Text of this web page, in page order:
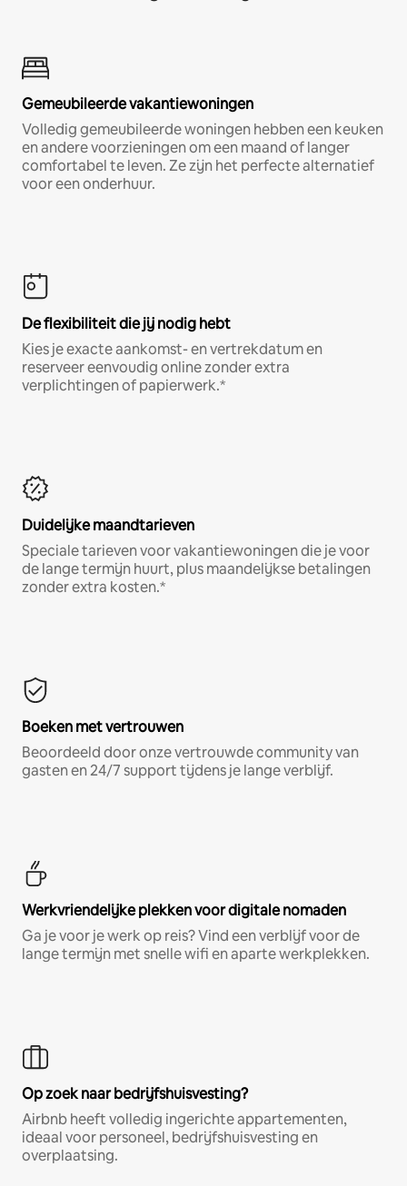
Gemeubileerde vakantiewoningen
Volledig gemeubileerde woningen hebben een keuken
en andere voorzieningen om een maand of langer
comfortabel te leven. Ze zijn het perfecte alternatief
voor een onderhuur.
De flexibiliteit die jij nodig hebt
Kies je exacte aankomst- en vertrekdatum en
reserveer eenvoudig online zonder extra
verplichtingen of papierwerk.*
Duidelijke maandtarieven
Speciale tarieven voor vakantiewoningen die je voor
de lange termijn huurt, plus maandelijkse betalingen
zonder extra kosten.*
Boeken met vertrouwen
Beoordeeld door onze vertrouwde community van
gasten en 24/7 support tijdens je lange verblijf.
Werkvriendelijke plekken voor digitale nomaden
Ga je voor je werk op reis? Vind een verblijf voor de
lange termijn met snelle wifi en aparte werkplekken.
Op zoek naar bedrijfshuisvesting?
Airbnb heeft volledig ingerichte appartementen,
ideaal voor personeel, bedrijfshuisvesting en
overplaatsing.